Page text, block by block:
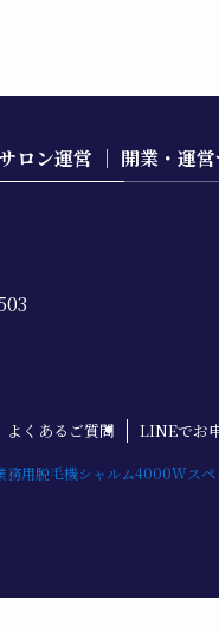
ロン運営 ｜ 開業・運営
よくあるご質問 LINEでお
務用脱毛機シャルム4000Wスペ